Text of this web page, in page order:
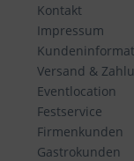
Kontakt
Impressum
Versand &
Eventlocation
Festservice
Firmenkunden
Gastrokunden